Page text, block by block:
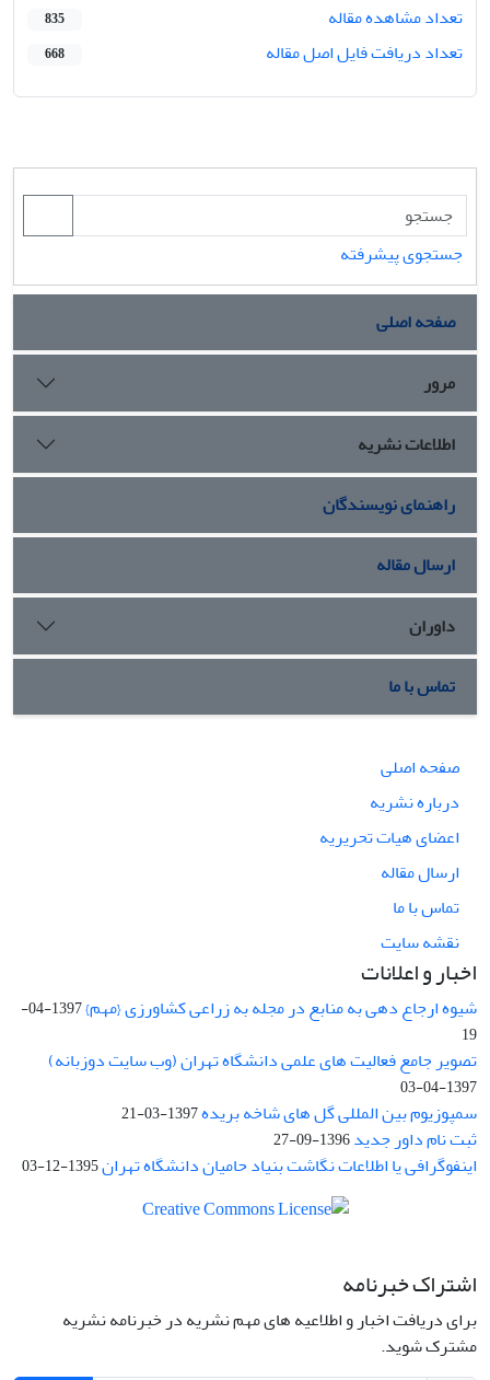
تعداد مشاهده مقاله
835
تعداد دریافت فایل اصل مقاله 668
جستجوی پیشرفته
صفحه اصلی
مرور
اطلاعات نشریه
راهنمای نویسندگان
ارسال مقاله
داوران
تماس با ما
صفحه اصلی
درباره نشریه
اعضای هیات تحریریه
ارسال مقاله
تماس با ما
نقشه سایت
اخبار و اعلانات
شیوه ارجاع دهی به منابع در مجله به زراعی کشاورزی {مهم}
1397-04-
19
تصویر جامع فعالیت های علمی دانشگاه تهران (وب سایت دوزبانه)
1397-04-03
سمپوزیوم بین المللی گل های شاخه بریده1397-03-21
ثبت نام داور جدید1396-09-27
اینفوگرافی یا اطلاعات نگاشت بنیاد حامیان دانشگاه تهران1395-12-03
اشتراک خبرنامه
برای دریافت اخبار و اطلاعیه های مهم نشریه در خبرنامه نشریه
مشترک شوید.